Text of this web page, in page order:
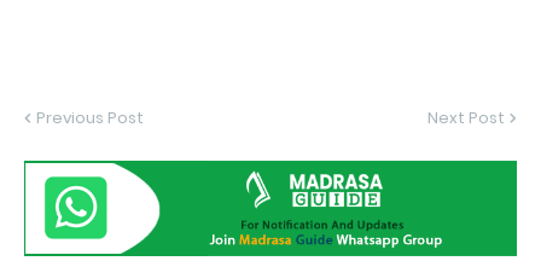
Previous Post Next Post